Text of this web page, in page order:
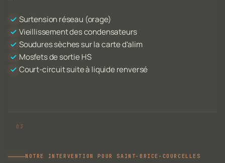
Surtension réseau (orage)
Vieillissement des condensateurs
Soudures sèches sur la carte d'alim
Mosfets de sortie HS
Court-circuit suite à liquide renversé
NOTRE INTERVENTION POUR SAINT-BRICE-COURCELLES